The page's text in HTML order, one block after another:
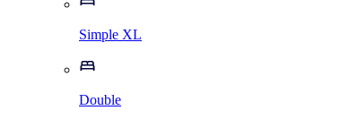
Simple XL
Double